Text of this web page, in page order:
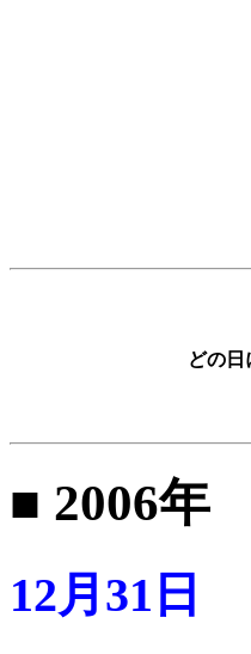
どの日
■ 2006年
12月31日